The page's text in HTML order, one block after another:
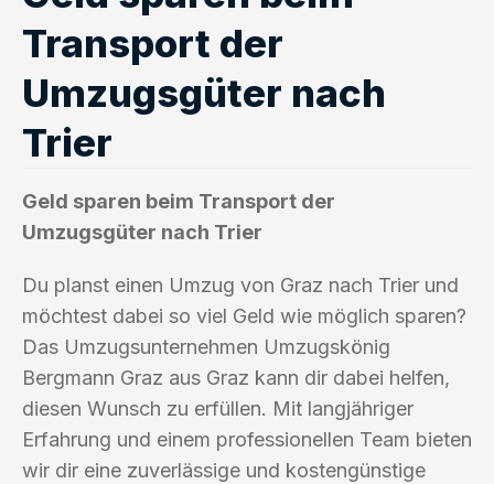
Transport der
Umzugsgüter nach
Trier
Geld sparen beim Transport der
Umzugsgüter nach Trier
Du planst einen Umzug von Graz nach Trier und
möchtest dabei so viel Geld wie möglich sparen?
Das Umzugsunternehmen Umzugskönig
Bergmann Graz aus Graz kann dir dabei helfen,
diesen Wunsch zu erfüllen. Mit langjähriger
Erfahrung und einem professionellen Team bieten
wir dir eine zuverlässige und kostengünstige